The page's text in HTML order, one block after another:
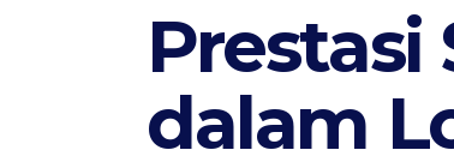
Prestasi
dalam